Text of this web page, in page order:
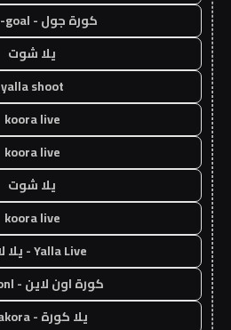
كورة جول - koora-goal
يلا شوت
yalla shoot
koora live
koora live
يلا شوت
koora live
Yalla Live - يلا لايف
كورة اون لاين - koora onl
يلا كورة - yallakora